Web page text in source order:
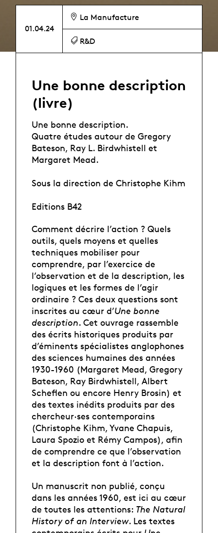
01.04.24
La Manufacture
R&D
Une bonne description
(livre)
Une bonne description.
Quatre études autour de Gregory
Bateson, Ray L. Birdwhistell et
Margaret Mead.
Sous la direction de Christophe Kihm
Editions B42
Comment décrire l’action ? Quels
outils, quels moyens et quelles
techniques mobiliser pour
comprendre, par l’exercice de
l’observation et de la description, les
logiques et les formes de l’agir
ordinaire ? Ces deux questions sont
inscrites au cœur d’Une bonne
description. Cet ouvrage rassemble
des écrits historiques produits par
d’éminents spécialistes anglophones
des sciences humaines des années
1930-1960 (Margaret Mead, Gregory
Bateson, Ray Birdwhistell, Albert
Scheflen ou encore Henry Brosin) et
des textes inédits produits par des
chercheur·ses contemporains
(Christophe Kihm, Yvane Chapuis,
Laura Spozio et Rémy Campos), afin
de comprendre ce que l’observation
et la description font à l’action.
Un manuscrit non publié, conçu
dans les années 1960, est ici au cœur
de toutes les attentions: The Natural
History of an Interview. Les textes